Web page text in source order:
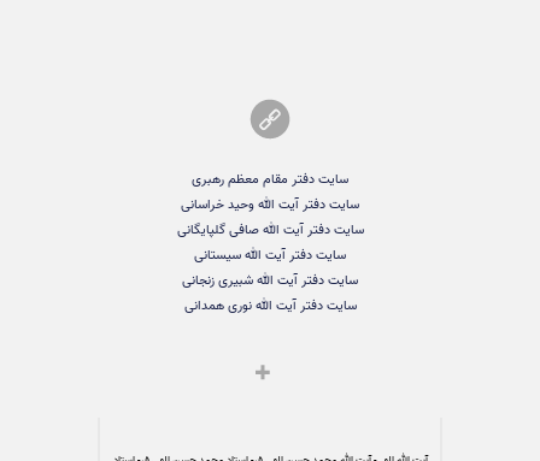
سایت دفتر مقام معظم رهبری
سایت دفتر آیت الله وحید خراسانی
سایت دفتر آیت الله صافی گلپایگانی
سایت دفتر آیت الله سیستانی
سایت دفتر آیت الله شبیری زنجانی
سایت دفتر آیت الله نوری همدانی